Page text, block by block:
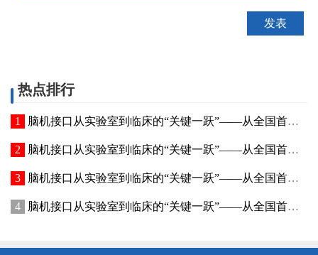
热点排行
脑机接口从实验室到临床的“关键一跃”——从全国首份植入式脑机接口神经刺激器报告看山东大平台能力如何生长（四）
脑机接口从实验室到临床的“关键一跃”——从全国首份植入式脑机接口神经刺激器报告看山东大平台能力如何生长（三）
脑机接口从实验室到临床的“关键一跃”——从全国首份植入式脑机接口神经刺激器报告看山东大平台能力如何生长（一）
脑机接口从实验室到临床的“关键一跃”——从全国首份植入式脑机接口神经刺激器报告看山东大平台能力如何生长（二）